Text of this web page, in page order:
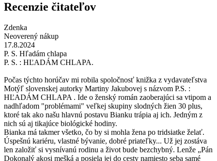
Recenzie čitateľov
Zdenka
Neoverený nákup
17.8.2024
P. S. Hľadám chlapa
P. S. : HĽADÁM CHLAPA.
Počas týchto horúčav mi robila spoločnosť knižka z vydavateľstva
Motýľ slovenskej autorky Martiny Jakubovej s názvom P.S. :
HĽADÁM CHLAPA . Ide o ženský román zaoberajúci sa vtipom a
nadhľadom "problémami" veľkej skupiny slodných žien 30 plus,
ktoré tak ako našu hlavnú postavu Bianku trápia aj ich. Jedným z
nich sú aj tikajúce biológické hodiny.
Bianka má takmer všetko, čo by si mohla žena po tridsiatke želať.
Úspešnú kariéru, vlastné bývanie, dobré priateľky... Už jej zostáva
len založiť si vysnívanú rodinu a život bude bezchybný. Lenže „Pán
Dokonalý akosi mešká a posiela jej do cesty namiesto seba samé